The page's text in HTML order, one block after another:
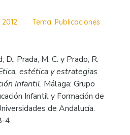
Tema: Publicaciones
D.; Prada, M. C. y Prado, R.
estética y estrategias
Infantil. Málaga: Grupo
Infantil y Formación de
de Andalucía.
4.